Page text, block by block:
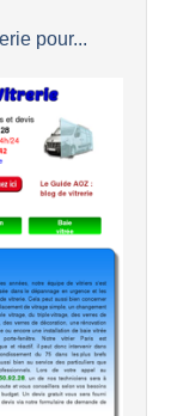
pour...